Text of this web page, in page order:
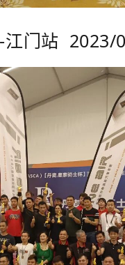
江门站 2023/